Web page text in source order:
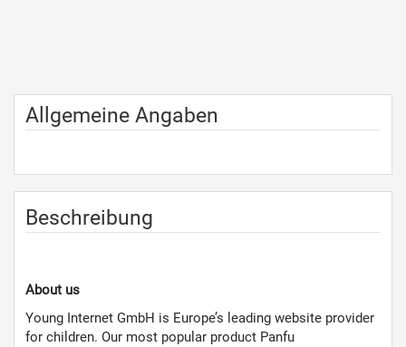
Allgemeine Angaben
Beschreibung
About us
Young Internet GmbH is Europe’s leading website provider
for children. Our most popular product Panfu